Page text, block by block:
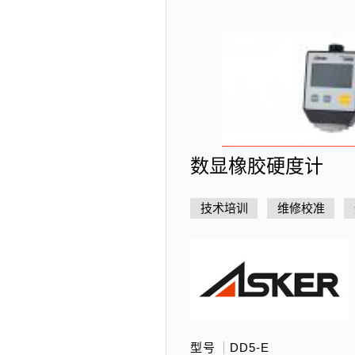
数显橡胶硬度计
技术培训 维修校准
型号 DD5-E